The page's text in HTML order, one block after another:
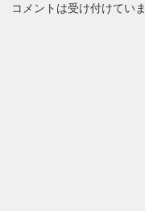
コメントは受け付けていま